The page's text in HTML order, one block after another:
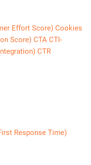
Effort Score) Cookies
Score) CTA CTI-
CTR
Response Time)